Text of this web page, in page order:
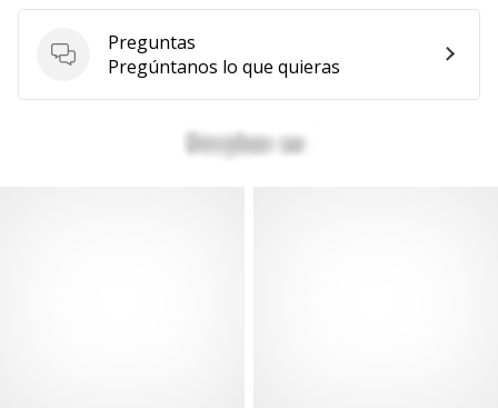
Preguntas
Preguntas
Pregúntanos lo que quieras